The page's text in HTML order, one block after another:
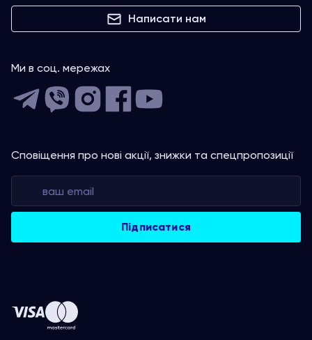
Написати нам
Ми в соц. мережах
Сповіщення про нові акції, знижки та спецпропозиції